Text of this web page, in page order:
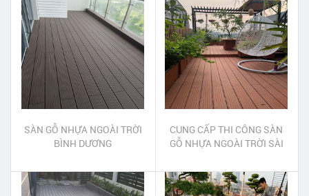
SÀN GỖ NHỰA NGOÀI TRỜI
BÌNH DƯƠNG
CUNG CẤP THI CÔNG SÀN
GỖ NHỰA NGOÀI TRỜI SÀI